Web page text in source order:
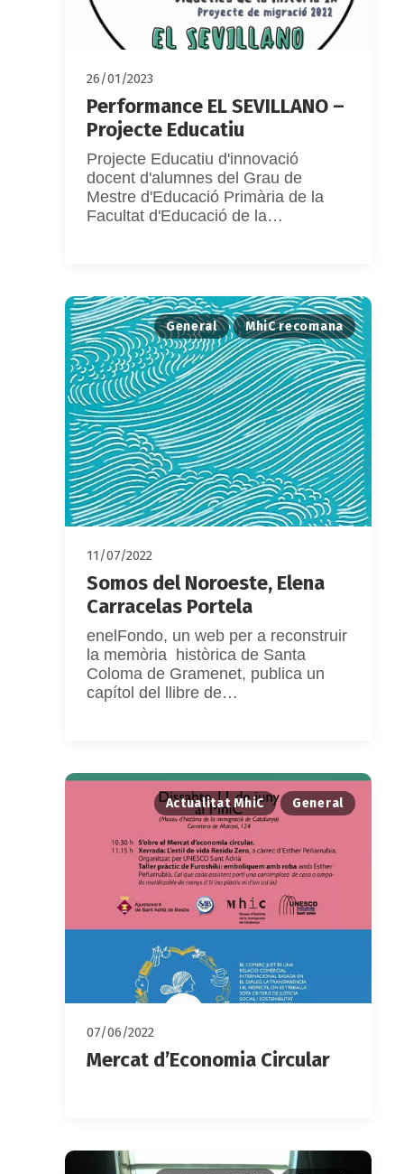
26/01/2023
Performance EL SEVILLANO –
Projecte Educatiu
Projecte Educatiu d'innovació
docent d'alumnes del Grau de
Mestre d'Educació Primària de la
Facultat d'Educació de la…
General MhiC recomana
11/07/2022
Somos del Noroeste, Elena
Carracelas Portela
enelFondo, un web per a reconstruir
la memòria històrica de Santa
Coloma de Gramenet, publica un
capítol del llibre de…
Actualitat MhiC General
07/06/2022
Mercat d’Economia Circular